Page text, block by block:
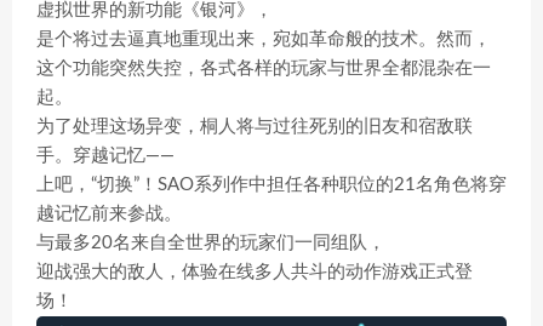
虚拟世界的新功能《银河》，
是个将过去逼真地重现出来，宛如革命般的技术。然而，
这个功能突然失控，各式各样的玩家与世界全都混杂在一
起。
为了处理这场异变，桐人将与过往死别的旧友和宿敌联
手。穿越记忆——
上吧，“切换”！SAO系列作中担任各种职位的21名角色将穿
越记忆前来参战。
与最多20名来自全世界的玩家们一同组队，
迎战强大的敌人，体验在线多人共斗的动作游戏正式登
场！